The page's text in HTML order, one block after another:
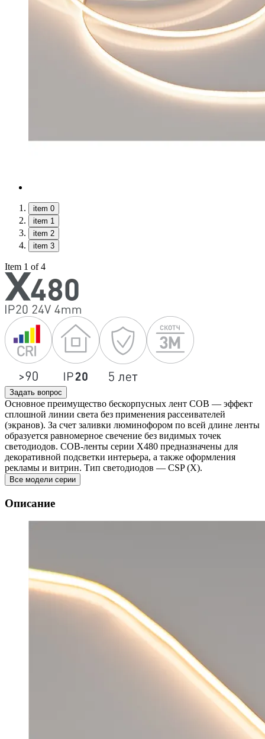
item 0
item 1
item 2
item 3
Item 1 of 4
Задать вопрос
Основное преимущество бескорпусных лент COB — эффект
сплошной линии света без применения рассеивателей
(экранов). За счет заливки люминофором по всей длине ленты
образуется равномерное свечение без видимых точек
светодиодов. COB-ленты серии Х480 предназначены для
декоративной подсветки интерьера, а также оформления
рекламы и витрин. Тип светодиодов — CSP (X).
Все модели серии
Описание